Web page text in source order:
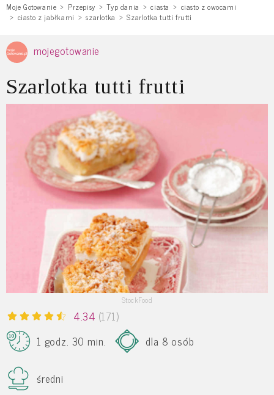
Moje Gotowanie Przepisy Typ dania ciasta
ciasto z owocami
ciasto z jabłkami
szarlotka Szarlotka tutti frutti
mojegotowanie
Szarlotka tutti frutti
StockFood
4.34 (171)
1 godz. 30 min.
dla 8 osób
średni